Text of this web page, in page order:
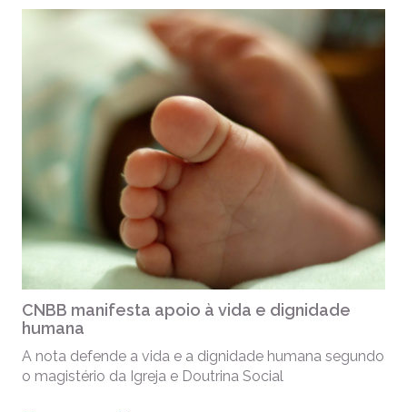
CNBB manifesta apoio à vida e dignidade
humana
A nota defende a vida e a dignidade humana segundo
o magistério da Igreja e Doutrina Social